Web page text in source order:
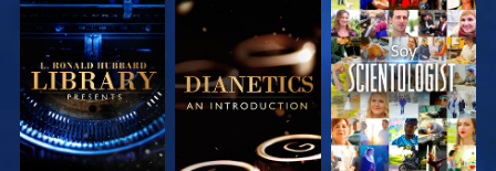
EXPLORA LAS
SERIES
EXPLORA LAS
SERIES
VE